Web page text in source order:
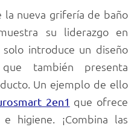
la nueva grifería de baño
su liderazgo en
introduce un diseño
también presenta
Un ejemplo de ello
2en1 que ofrece
higiene. ¡Combina las